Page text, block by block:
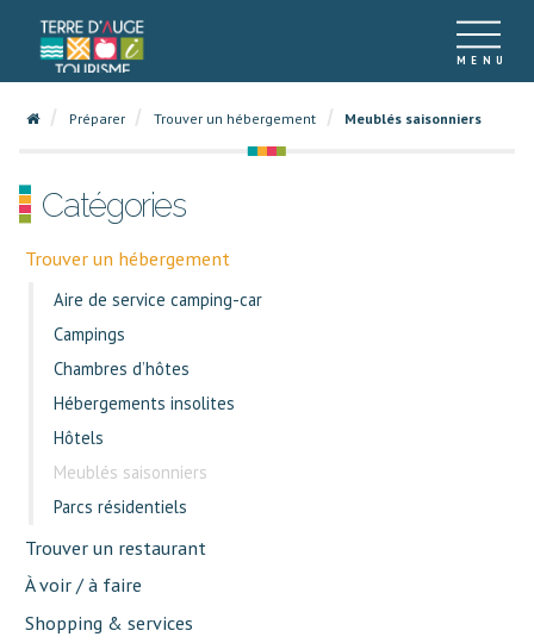
Préparer Trouver un hébergement Meublés saisonniers
Catégories
Trouver un hébergement
Aire de service camping-car
Campings
Chambres d’hôtes
Hébergements insolites
Hôtels
Meublés saisonniers
Parcs résidentiels
Trouver un restaurant
À voir / à faire
Shopping & services